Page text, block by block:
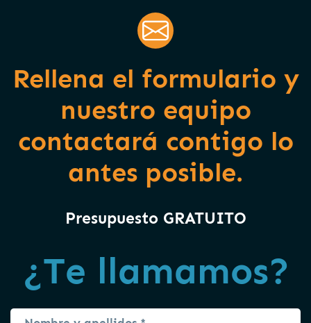
Rellena el formulario y
nuestro equipo
contactará contigo lo
antes posible.
Presupuesto GRATUITO
¿Te llamamos?